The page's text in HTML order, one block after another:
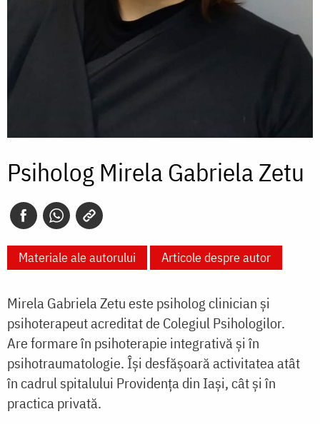
Psiholog Mirela Gabriela Zetu
Materiale ale autorului Articole despre autor
Mirela Gabriela Zetu este psiholog clinician şi
psihoterapeut acreditat de Colegiul Psihologilor.
Are formare în psihoterapie integrativă și în
psihotraumatologie. Își desfășoară activitatea atât
în cadrul spitalului Providența din Iași, cât și în
practica privată.